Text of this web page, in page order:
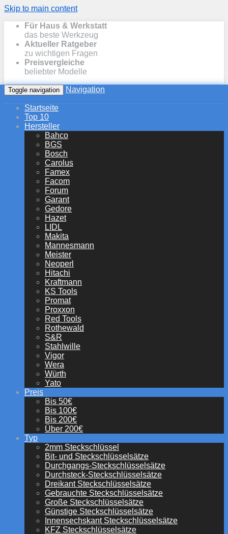
Skip to main content
Für Haus & Werkstatt
das beste Werkzeug
Aktueller Ratgeber
zu wichtigen Fragen
Preisvergleiche
beliebter Modelle
Toggle navigation Navigation
Startseite
Top 10
Hersteller
Bahco
BGS
Bosch
Carolus
Famex
Facom
Forum
Garant
Gedore
Hazet
LIDL
Makita
Mannesmann
Meister
Neoperl
Hitachi
Kraftmann
KS Tools
Promat
Proxxon
Red Tools
Rothewald
S&R
Stahlwille
Vigor
Wera
Würth
Yato
Preis
Bis 50€
Bis 100€
Bis 200€
Über 200€
Typ
2mm Steckschlüssel
Bit- und Steckschlüsselsätze
Durchgangs-Steckschlüsselsätze
Durchsteck-Steckschlüsselsätze
Dreikant Steckschlüsselsätze
Gebrauchte Steckschlüsselsätze
Große Steckschlüsselsätze
Günstige Steckschlüsselsätze
Innensechskant Steckschlüsselsätze
KFZ Steckschlüsselsätze